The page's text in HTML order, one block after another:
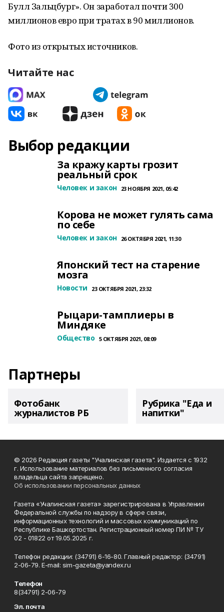
Булл Зальцбург». Он заработал почти 300
миллионов евро при тратах в 90 миллионов.
Фото из открытых источников.
Читайте нас
Выбор редакции
За кражу карты грозит
реальный срок
Человек и закон 23 НОЯБРЯ 2021, 05:42
Корова не может гулять сама
по себе
Человек и закон 26 ОКТЯБРЯ 2021, 11:30
Японский тест на старение
мозга
Новости 23 ОКТЯБРЯ 2021, 23:32
Рыцари-тамплиеры в
Миндяке
Общество 5 ОКТЯБРЯ 2021, 08:09
Партнеры
Фотобанк
журналистов РБ
Рубрика "Еда и
напитки"
© 2026 Редакция газеты "Учалинская газета". Издается с 1932
г. Использование материалов без письменного согласия
владельца сайта запрещено.
Об использовании персональных данных
Газета «Учалинская газета» зарегистрирована в Управлении
Федеральной службы по надзору в сфере связи,
информационных технологий и массовых коммуникаций по
Республике Башкортостан. Регистрационный номер ПИ № ТУ
02 - 01822 от 19.05.2025 г.
Телефон редакции: (34791) 6-16-80. Главный редактор: (34791)
2-06-79. Е-mаil: sim-gazeta@yandex.ru
Телефон
8(34791) 2-06-79
Эл. почта